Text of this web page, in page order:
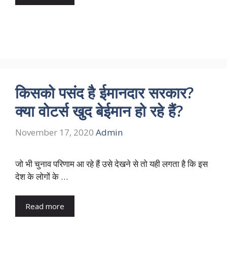
किसको पसंद है ईमानदार सरकार?
क्या वोटर्स खुद बेईमान हो रहे हैं?
November 17, 2020 Admin
जो भी चुनाव परिणाम आ रहे हैं उसे देखने से तो यही लगता है कि इस
देश के लोगों के …
Read more